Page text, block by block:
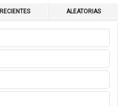
RECIENTES ALEATORIAS